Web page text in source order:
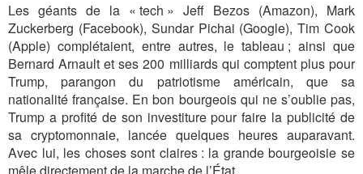
Les géants de la « tech » Jeff Bezos (Amazon), Mark
Zuckerberg (Facebook), Sundar Pichai (Google), Tim Cook
(Apple) complétaient, entre autres, le tableau ; ainsi que
Bernard Arnault et ses 200 milliards qui comptent plus pour
Trump, parangon du patriotisme américain, que sa
nationalité française. En bon bourgeois qui ne s’oublie pas,
Trump a profité de son investiture pour faire la publicité de
sa cryptomonnaie, lancée quelques heures auparavant.
Avec lui, les choses sont claires : la grande bourgeoisie se